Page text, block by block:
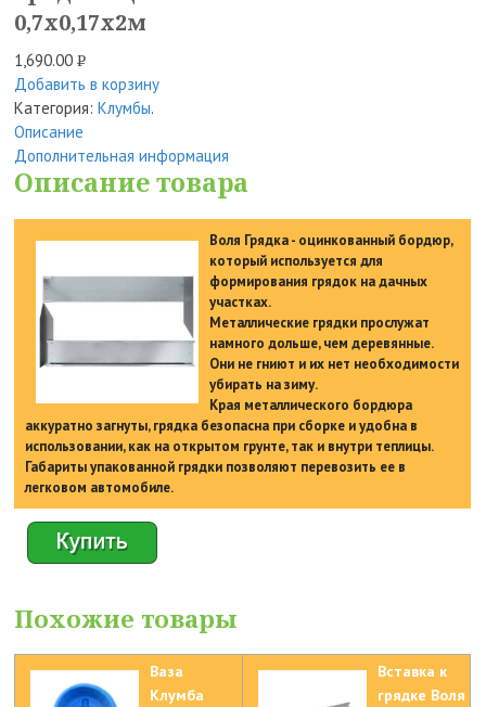
0,7х0,17х2м
1,690.00Р
УБ.
Добавить в корзину
Категория:Клумбы.
Описание
Дополнительная информация
Описание товара
Воля Грядка - оцинкованный бордюр,
который используется для
формирования грядок на дачных
участках.
Металлические грядки прослужат
намного дольше, чем деревянные.
Они не гниют и их нет необходимости
убирать на зиму.
Края металлического бордюра
аккуратно загнуты, грядка безопасна при сборке и удобна в
использовании, как на открытом грунте, так и внутри теплицы.
Габариты упакованной грядки позволяют перевозить ее в
легковом автомобиле.
Похожие товары
Ваза
Клумба
Вставка к
грядке Воля